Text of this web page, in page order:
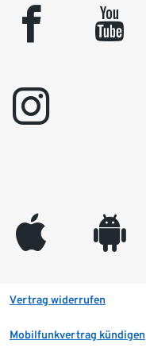
facebook youtube
instagram
appleinc android
Vertrag widerrufen
Mobilfunkvertrag kündigen